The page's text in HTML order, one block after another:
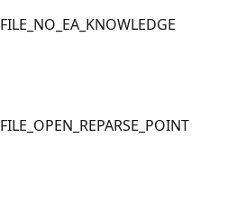
FILE_NO_EA_KNOWLEDGE
FILE_OPEN_REPARSE_POINT